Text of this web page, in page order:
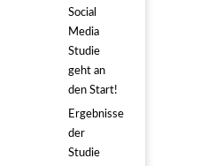
Social
Media
Studie
geht an
den Start!
Ergebnisse
der
Studie